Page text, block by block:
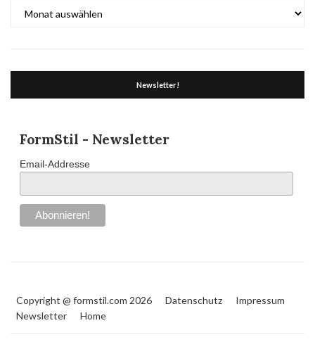
Newsletter!
FormStil - Newsletter
Email-Addresse
Copyright @ formstil.com 2026 Datenschutz
Impressum
Newsletter
Home